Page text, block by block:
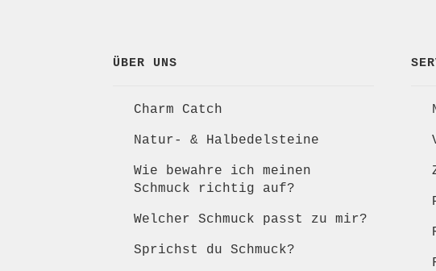
ÜBER UNS
Charm Catch
Natur- & Halbedelsteine
Wie bewahre ich meinen
Schmuck richtig auf?
Welcher Schmuck passt zu mir?
Sprichst du Schmuck?